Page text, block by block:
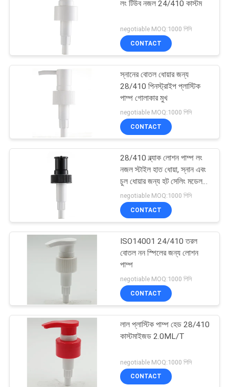
ম্যাপ
PRIVACY
হ্যান্ড স্যানিটাইজার ফোম
পাম্প
তরল সাবান বিতরণকারী
31
দীর্ঘ অগ্রভাগ স্প্রে পাম্প
গ্যালন হ্যান্ড স্যানিটাইজার
লং টিউব নজল 24/410 কাস্টম
negotiable MOQ:1000 পিসি
CONTACT
স্নানের বোতল ধোয়ার জন্য
28/410 পিনস্ট্রাইপ প্লাস্টিক
পাম্প গোলাকার মুখ
negotiable MOQ:1000 পিসি
CONTACT
28/410 ব্ল্যাক লোশন পাম্প লং
নজল স্টাইল হাত ধোয়া, স্নান এবং
চুল ধোয়ার জন্য হট সেলিং মডেল
কাস্টমাইজ করা যেতে পারে
negotiable MOQ:1000 পিসি
CONTACT
ISO14001 24/410 তরল
বোতল নন স্পিলের জন্য লোশন
পাম্প
negotiable MOQ:1000 পিসি
CONTACT
লাল প্লাস্টিক পাম্প হেড 28/410
কাস্টমাইজড 2.0ML/T
negotiable MOQ:1000 পিসি
CONTACT